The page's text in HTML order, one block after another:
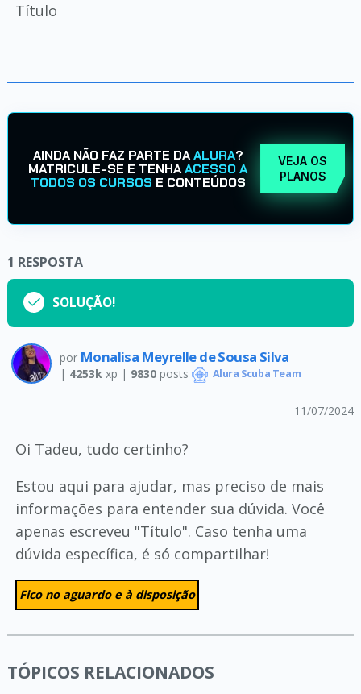
Título
AINDA NÃO FAZ PARTE DAALURA?
MATRICULE-SE E TENHAACESSO A
TODOS OS CURSOS E CONTEÚDOS
VEJA OS
PLANOS
1 RESPOSTA
SOLUÇÃO!
por Monalisa Meyrelle de Sousa Silva
| 4253k xp | 9830posts Alura Scuba Team
11/07/2024
Oi Tadeu, tudo certinho?
Estou aqui para ajudar, mas preciso de mais
informações para entender sua dúvida. Você
apenas escreveu "Título". Caso tenha uma
dúvida específica, é só compartilhar!
Fico no aguardo e à disposição
TÓPICOS RELACIONADOS